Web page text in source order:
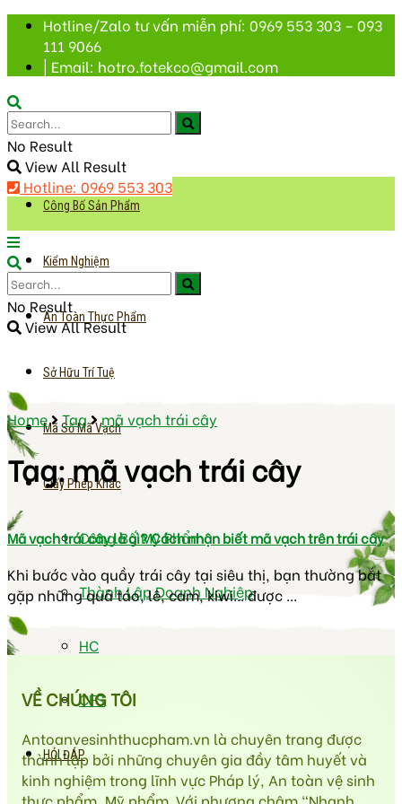
Hotline/Zalo tư vấn miễn phí: 0969 553 303 – 093
111 9066
| Email: hotro.fotekco@gmail.com
No Result
View All Result
Hotline: 0969 553 303
Công Bố Sản Phẩm
Kiểm Nghiệm
An Toàn Thực Phẩm
Sở Hữu Trí Tuệ
Mã Số Mã Vạch
Giấy Phép Khác
Công Bố Mỹ Phẩm
Thành Lập Doanh Nghiệp
HC
CFS
HỎI ĐÁP
No Result
View All Result
Home Tag mã vạch trái cây
Tag:mã vạch trái cây
Mã vạch trái cây là gì? Cách nhận biết mã vạch trên trái cây
Khi bước vào quầy trái cây tại siêu thị, bạn thường bắt
gặp những quả táo, lê, cam, kiwi... được ...
VỀ CHÚNG TÔI
Antoanvesinhthucpham.vn là chuyên trang được
thành lập bởi những chuyên gia đầy tâm huyết và
kinh nghiệm trong lĩnh vực Pháp lý, An toàn vệ sinh
thực phẩm, Mỹ phẩm. Với phương châm “Nhanh